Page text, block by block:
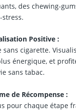
des chewing-
Positive :
sans cigarette.
énergique, et
sans tabac.
de Récompense :
pour chaque étape